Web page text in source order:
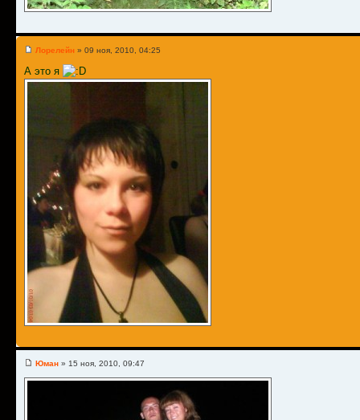
Лорелейн » 09 ноя, 2010, 04:25
А это я
Юман » 15 ноя, 2010, 09:47